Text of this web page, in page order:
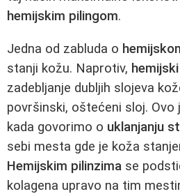
hemijskim pilingom.
Jedna od zabluda o
stanji kožu. Naprotiv,
zadebljanje dubljih slojeva
površinski, oštećeni sloj. Ovo
kada govorimo o uklanjanju
sebi mesta gde je koža
Hemijskim pilinzima se
kolagena upravo na tim